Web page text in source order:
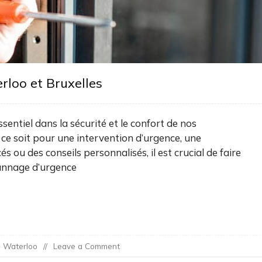
et Bruxelles
dans la sécurité et le confort de nos
soit pour une intervention d’urgence, une
ou des conseils personnalisés, il est crucial de faire
d’urgence
Waterloo Leave a Commenton
Services